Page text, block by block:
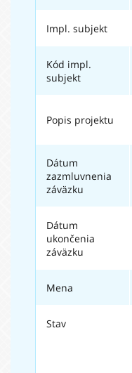
Impl. subjekt
Kód impl.
subjekt
Popis projektu
Dátum
zazmluvnenia
záväzku
Dátum
ukončenia
záväzku
Mena
Stav